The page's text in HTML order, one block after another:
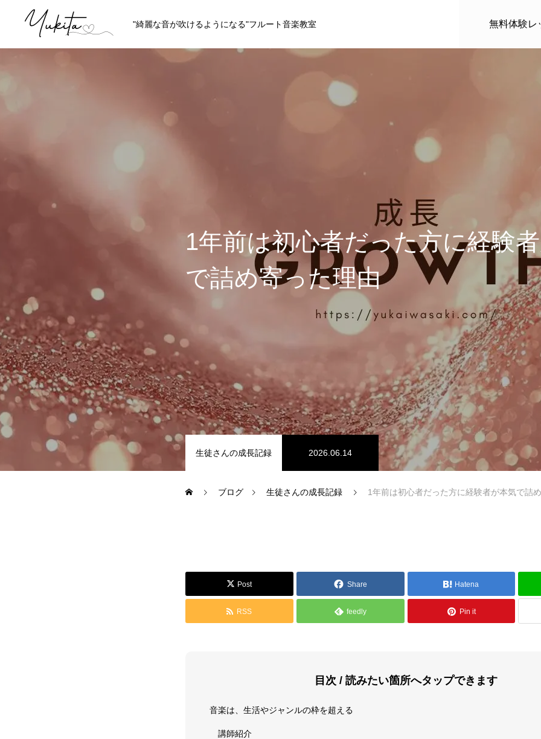
"綺麗な音が吹けるようになる"フルート音楽教室 無料体験レ
理念やスタイル 推薦者
LESSON
カリキュラムの詳細 レッスン形式 料金体系
SCHOOL
最新情報（お知らせ） アクセス情報
コンサート情報 メディア掲載
1年前は初心者だった方に経験
で詰め寄った理由
生徒さんの成長記録 2026.06.14
ブログ 生徒さんの成長記録 1年前は初心者だった方に経験者が本気で詰
Post Share Hatena
RSS feedly Pin it
目次 / 読みたい箇所へタップできます
音楽は、生活やジャンルの枠を超える
講師紹介